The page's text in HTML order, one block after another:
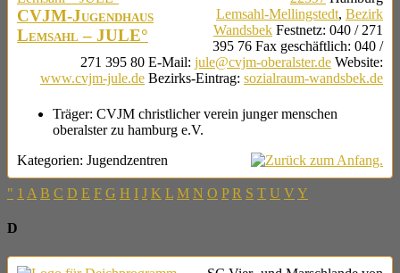
CVJM-Jugendhaus
Lemsahl – JULE°
Lemsahl-Mellingstedt, Bezirk
Wandsbek Festnetz: 040 / 271
395 76 Fax geschäftlich: 040 /
271 395 80 E-Mail: jule@cvjm-oberalster.de Website:
www.cvjm-jule.de Bezirks-Eintrag: sozialraum-wandsbek.de
Träger: CVJM christlicher verein junger menschen
oberalster zu hamburg e.V.
Kategorien: Jugendzentren
" 1 A B C D E F G H I J K L M N O P R S T U V Y
D